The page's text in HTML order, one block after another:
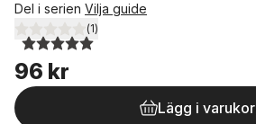
Del i serien Vilja guide
5,0utav 5 stjärnor. Totalt antal röster:
(1)
96 kr
Lägg i